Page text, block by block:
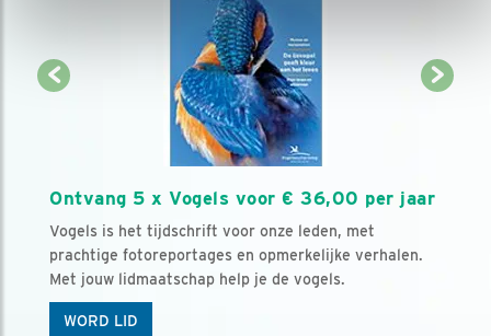
Ontvang 5 x Vogels voor € 36,00 per jaar
Vogels is het tijdschrift voor onze leden, met
prachtige fotoreportages en opmerkelijke verhalen.
Met jouw lidmaatschap help je de vogels.
WORD LID